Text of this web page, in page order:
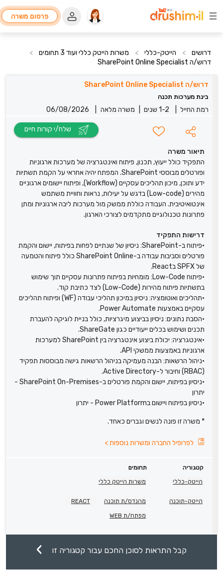
פרסום משרה
דרושים > הייטק-כללי > משרות הייטק כללי ועוד 3 תחומים
>
דרוש/ה SharePoint Online Specialist
דרוש/ה SharePoint Online Specialist
בינת מערכות תכנה
רמת החייל 1-2 שנים משרה מלאה 06/08/2026
תיאור משרה
התפקיד כולל ייעוץ, תכנון, פיתוח ואינטגרציה של מערכות ארגוניות
ופורטלים מבוססי SharePoint. המפתח יהיה אחראי על הקמת תשתיות
ידע ותוכן, מיכון תהליכים עסקיים (Workflow), ופיתוח יישומים ארגוניים
מהירים (Low-code) בדגש על יעילות, נראות וחוויית משתמש
אינטואיטיבית. העבודה כוללת ממשק מול מערכות ליבה ארגוניות ומתן
פתרונות טכנולוגיים מתקדמים לצורכי הארגון.
דרישות התפקיד
•פיתוח ב-SharePoint: ניסיון של שנתיים לפחות בפיתוח, יישום והקמת
פורטלים וסביבות עבודה ב-SharePoint Online כולל פיתוח והטמעה
של SPFX בReact.
•פיתוח Low-Code: מומחיות בפיתוח פתרונות עסקיים תוך שימוש
בתשתיות פיתוח מהירות (Low-Code) לצד כתיבת קוד.
•תהליכים ואוטומציה: ניסיון במיכון תהליכי עבודה (WF) ופיתוח תהליכים
עסקיים באמצעות Power Automate.
•הסבת נתונים: ניסיון בביצוע מיגרציות, כולל בניית לוגיקה להעברת
תכנים ושימוש בכלים ייעודיים כגון ShareGate.
•אינטגרציה: יכולת ביצוע אינטגרציה בין SharePoint למערכות
ארגוניות באמצעות ממשקי API.
•ניהול הרשאות: הבנה מעמיקה בניהול הרשאות גישה מבוססות תפקיד
(RBAC) וחיבור ל-Active Directory.
•ניסיון בפיתוח, יישום והקמת פורטלים ב-SharePoint On-Premises -
יתרון
•ניסיון בפיתוח ויישום בPower Platform - יתרון
* משרה זו פונה לנשים וגברים כאחד.
לפרופיל החברה ומשרות נוספות>
קטגוריה
תחומים
הייטק-כללי
משרות הייטק כללי
הייטק-תוכנה מהנדס/ת תוכנה REACT
מפתח/ת WEB
קבל התראות לסוכן החכם עבור קטגוריה זו